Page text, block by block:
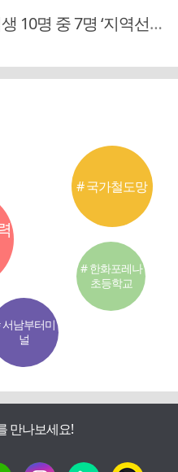
명 ‘지역선발’… 대전도 69.7%
# 국가철도망
남부터미
널
# 한화포레나
초등학교
만나보세요!